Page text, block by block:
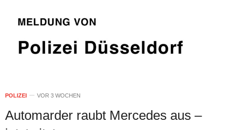
POLIZEI VOR 3 WOCHEN
Automarder raubt Mercedes aus –